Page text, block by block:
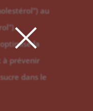
au
la
à prévenir
dans le
×